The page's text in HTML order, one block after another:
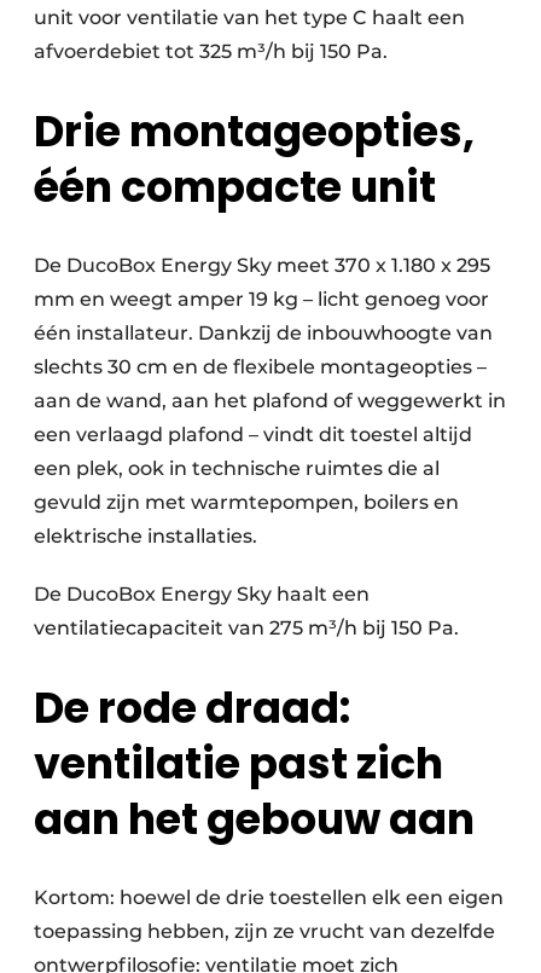
unit voor ventilatie van het type C haalt een
afvoerdebiet tot 325 m³/h bij 150 Pa.
Drie montageopties,
één compacte unit
De DucoBox Energy Sky meet 370 x 1.180 x 295
mm en weegt amper 19 kg – licht genoeg voor
één installateur. Dankzij de inbouwhoogte van
slechts 30 cm en de flexibele montageopties –
aan de wand, aan het plafond of weggewerkt in
een verlaagd plafond – vindt dit toestel altijd
een plek, ook in technische ruimtes die al
gevuld zijn met warmtepompen, boilers en
elektrische installaties.
De DucoBox Energy Sky haalt een
ventilatiecapaciteit van 275 m³/h bij 150 Pa.
De rode draad:
ventilatie past zich
aan het gebouw aan
Kortom: hoewel de drie toestellen elk een eigen
toepassing hebben, zijn ze vrucht van dezelfde
ontwerpfilosofie: ventilatie moet zich